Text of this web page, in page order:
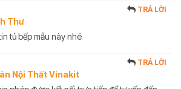
Thư
TRẢ LỜI
tủ bếp mẫu này nhé
Nội Thất Vinakit
TRẢ LỜI